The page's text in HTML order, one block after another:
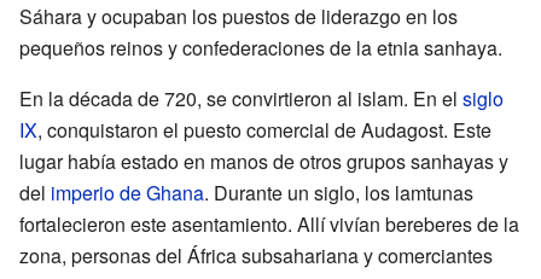
Sáhara y ocupaban los puestos de liderazgo en los
pequeños reinos y confederaciones de la etnia sanhaya.
En la década de 720, se convirtieron al islam. En el siglo
IX, conquistaron el puesto comercial de Audagost. Este
lugar había estado en manos de otros grupos sanhayas y
del imperio de Ghana. Durante un siglo, los lamtunas
fortalecieron este asentamiento. Allí vivían bereberes de la
zona, personas del África subsahariana y comerciantes